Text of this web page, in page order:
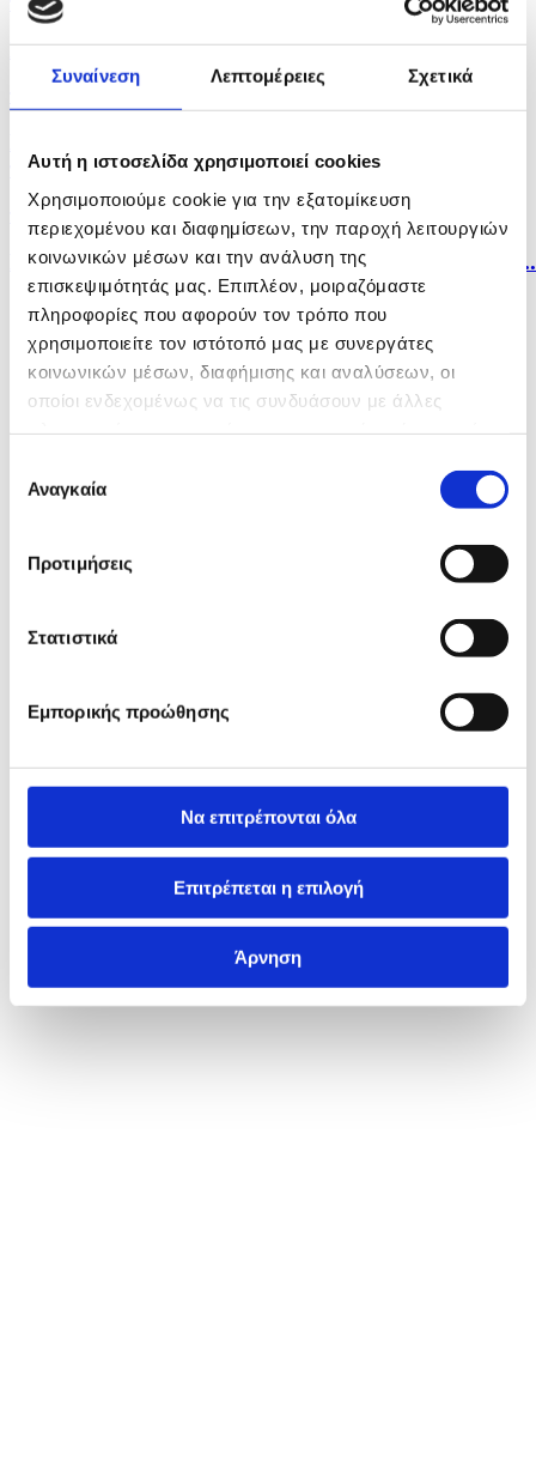
Συναίνεση Λεπτομέρειες Σχετικά
Αυτή η ιστοσελίδα χρησιμοποιεί cookies
Χρησιμοποιούμε cookie για την εξατομίκευση
περιεχομένου και διαφημίσεων, την παροχή λειτουργιών
κοινωνικών μέσων και την ανάλυση της
επισκεψιμότητάς μας. Επιπλέον, μοιραζόμαστε
πληροφορίες που αφορούν τον τρόπο που
χρησιμοποιείτε τον ιστότοπό μας με συνεργάτες
κοινωνικών μέσων, διαφήμισης και αναλύσεων, οι
οποίοι ενδεχομένως να τις συνδυάσουν με άλλες
των υπηρεσιών τους.
συγκατάθεσης
Αναγκαία
Προτιμήσεις
Στατιστικά
Εμπορικής προώθησης
Να επιτρέπονται όλα
Επιτρέπεται η επιλογή
Άρνηση
Συνελήφθη 16χρονος για τον εμπρησμό...
παιδιών...
πριν 30 λεπτά
Εγκρίθηκαν από το Υπουργικό Συμβούλιο τα νέα